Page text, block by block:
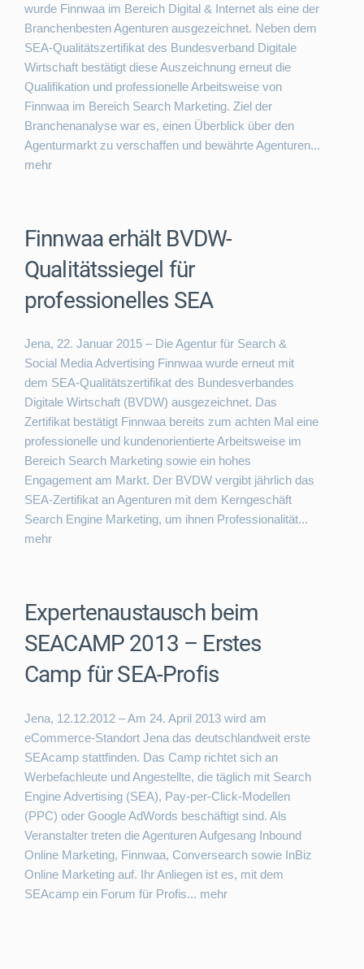
wurde Finnwaa im Bereich Digital & Internet als eine der
Branchenbesten Agenturen ausgezeichnet. Neben dem
SEA-Qualitätszertifikat des Bundesverband Digitale
Wirtschaft bestätigt diese Auszeichnung erneut die
Qualifikation und professionelle Arbeitsweise von
Finnwaa im Bereich Search Marketing. Ziel der
Branchenanalyse war es, einen Überblick über den
Agenturmarkt zu verschaffen und bewährte Agenturen...
mehr
Finnwaa erhält BVDW-
Qualitätssiegel für
professionelles SEA
Jena, 22. Januar 2015 – Die Agentur für Search &
Social Media Advertising Finnwaa wurde erneut mit
dem SEA-Qualitätszertifikat des Bundesverbandes
Digitale Wirtschaft (BVDW) ausgezeichnet. Das
Zertifikat bestätigt Finnwaa bereits zum achten Mal eine
professionelle und kundenorientierte Arbeitsweise im
Bereich Search Marketing sowie ein hohes
Engagement am Markt. Der BVDW vergibt jährlich das
SEA-Zertifikat an Agenturen mit dem Kerngeschäft
Search Engine Marketing, um ihnen Professionalität...
mehr
Expertenaustausch beim
SEACAMP 2013 – Erstes
Camp für SEA-Profis
Jena, 12.12.2012 – Am 24. April 2013 wird am
eCommerce-Standort Jena das deutschlandweit erste
SEAcamp stattfinden. Das Camp richtet sich an
Werbefachleute und Angestellte, die täglich mit Search
Engine Advertising (SEA), Pay-per-Click-Modellen
(PPC) oder Google AdWords beschäftigt sind. Als
Veranstalter treten die Agenturen Aufgesang Inbound
Online Marketing, Finnwaa, Conversearch sowie InBiz
Online Marketing auf. Ihr Anliegen ist es, mit dem
SEAcamp ein Forum für Profis... mehr